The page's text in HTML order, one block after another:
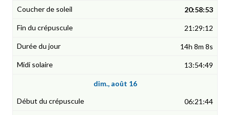
20:58:53
21:29:12
14h 8m 8s
13:54:49
dim., août 16
06:21:44